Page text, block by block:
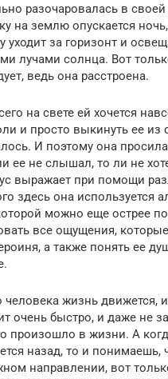
разочаровалась в
на землю опускается
уходит за горизонт и
лучами солнца. Вот
ведь она расстроена.
на свете ей хочется
и просто выкинуть ее из
И поэтому она
ее не слышал, то ли не
выражает при помощи
здесь она используется
можно еще острее
все ощущения,
а также понять ее
человека жизнь движется,
очень быстро, и даже не
произошло в жизни. А
назад, то и понимаешь,
направлении, вот